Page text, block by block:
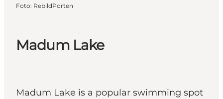
Madum Lake
Madum Lake is a popular swimming spot
Foto: RebildPorten